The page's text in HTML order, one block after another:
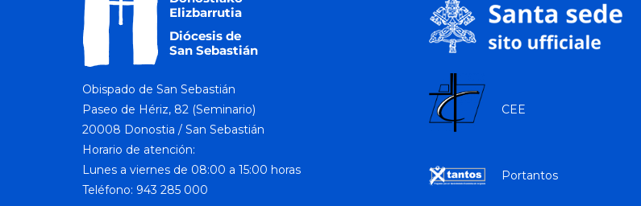
Obispado de San Sebastián
Paseo de Hériz, 82 (Seminario)
20008 Donostia / San Sebastián
Horario de atención:
Lunes a viernes de 08:00 a 15:00 horas
Teléfono: 943 285 000
CEE
Portantos